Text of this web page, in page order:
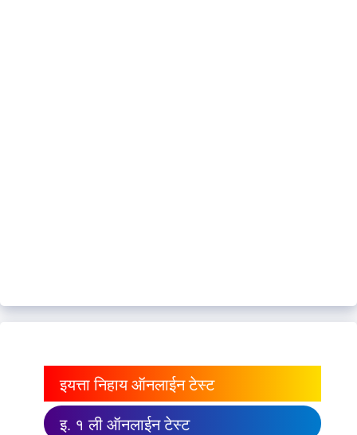
इयत्ता निहाय ऑनलाईन टेस्ट
इ. १ ली ऑनलाईन टेस्ट